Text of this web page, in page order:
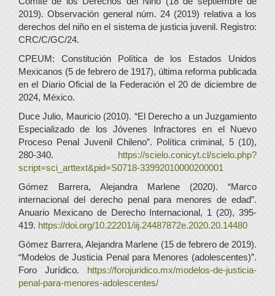
2019). Observación general núm. 24 (2019) relativa a los
derechos del niño en el sistema de justicia juvenil. Registro:
CRC/C/GC/24.
CPEUM: Constitución Política de los Estados Unidos
Mexicanos (5 de febrero de 1917), última reforma publicada
en el Diario Oficial de la Federación el 20 de diciembre de
2024, México.
Duce Julio, Mauricio (2010). “El Derecho a un Juzgamiento
Especializado de los Jóvenes Infractores en el Nuevo
Proceso Penal Juvenil Chileno”. Política criminal, 5 (10),
280-340.
https://scielo.conicyt.cl/scielo.php?
script=sci_arttext&pid=S0718-33992010000200001
Gómez Barrera, Alejandra Marlene (2020). “Marco
internacional del derecho penal para menores de edad”.
Anuario Mexicano de Derecho Internacional, 1 (20), 395-
419. https://doi.org/10.22201/iij.24487872e.2020.20.14480
Gómez Barrera, Alejandra Marlene (15 de febrero de 2019).
“Modelos de Justicia Penal para Menores (adolescentes)”.
Foro Jurídico.
https://forojuridico.mx/modelos-de-justicia-
penal-para-menores-adolescentes/